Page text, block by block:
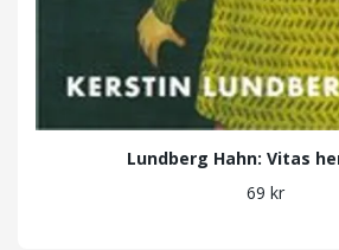
Lundberg Hahn: Vitas
69 kr